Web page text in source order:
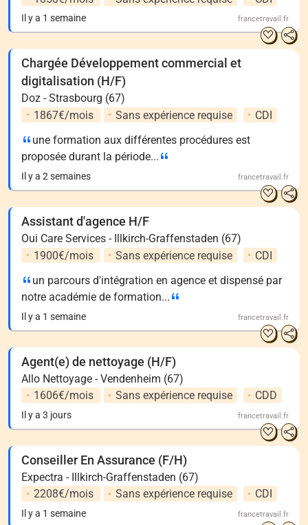
Il y a 1 semaine francetravail.fr
Chargée Développement commercial et
digitalisation (H/F)
Doz - Strasbourg (67)
1867€/mois
Sans expérience requise
CDI
une formation aux différentes procédures est
proposée durant la période...
Il y a 2 semaines francetravail.fr
Assistant d'agence H/F
Oui Care Services - Illkirch-Graffenstaden (67)
1900€/mois
Sans expérience requise
CDI
un parcours d'intégration en agence et dispensé par
notre académie de formation...
Il y a 1 semaine francetravail.fr
Agent(e) de nettoyage (H/F)
Allo Nettoyage - Vendenheim (67)
1606€/mois
Sans expérience requise CDD
Il y a 3 jours francetravail.fr
Conseiller En Assurance (F/H)
Expectra - Illkirch-Graffenstaden (67)
2208€/mois
Sans expérience requise CDI
Il y a 1 semaine francetravail.fr